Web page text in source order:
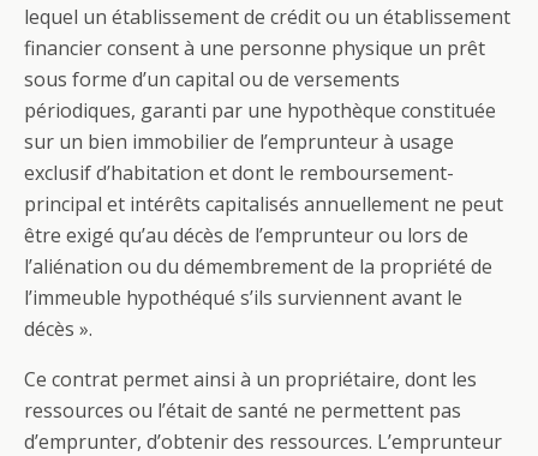
lequel un établissement de crédit ou un établissement
financier consent à une personne physique un prêt
sous forme d’un capital ou de versements
périodiques, garanti par une hypothèque constituée
sur un bien immobilier de l’emprunteur à usage
exclusif d’habitation et dont le remboursement-
principal et intérêts capitalisés annuellement ne peut
être exigé qu’au décès de l’emprunteur ou lors de
l’aliénation ou du démembrement de la propriété de
l’immeuble hypothéqué s’ils surviennent avant le
décès ».
Ce contrat permet ainsi à un propriétaire, dont les
ressources ou l’était de santé ne permettent pas
d’emprunter, d’obtenir des ressources. L’emprunteur